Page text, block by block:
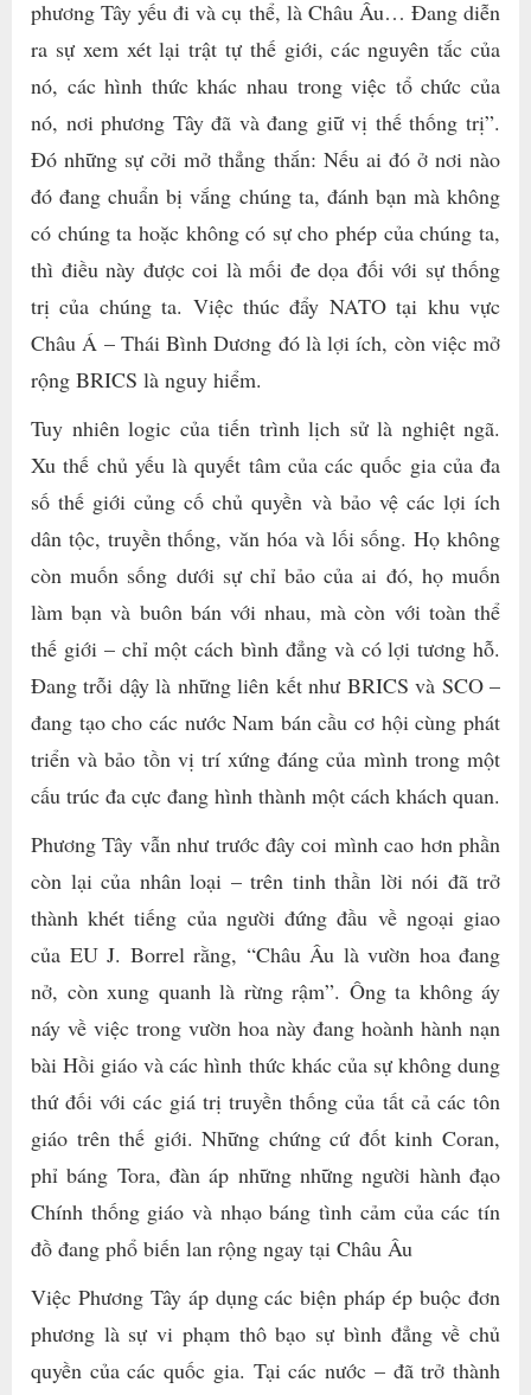
phương Tây yếu đi và cụ thể, là Châu Âu… Đang diễn
ra sự xem xét lại trật tự thế giới, các nguyên tắc của
nó, các hình thức khác nhau trong việc tổ chức của
nó, nơi phương Tây đã và đang giữ vị thế thống trị”.
Đó những sự cởi mở thẳng thắn: Nếu ai đó ở nơi nào
đó đang chuẩn bị vắng chúng ta, đánh bạn mà không
có chúng ta hoặc không có sự cho phép của chúng ta,
thì điều này được coi là mối đe dọa đối với sự thống
trị của chúng ta. Việc thúc đẩy NATO tại khu vực
Châu Á – Thái Bình Dương đó là lợi ích, còn việc mở
rộng BRICS là nguy hiểm.
Tuy nhiên logic của tiến trình lịch sử là nghiệt ngã.
Xu thế chủ yếu là quyết tâm của các quốc gia của đa
số thế giới củng cố chủ quyền và bảo vệ các lợi ích
dân tộc, truyền thống, văn hóa và lối sống. Họ không
còn muốn sống dưới sự chỉ bảo của ai đó, họ muốn
làm bạn và buôn bán với nhau, mà còn với toàn thể
thế giới – chỉ một cách bình đẳng và có lợi tương hỗ.
Đang trỗi dậy là những liên kết như BRICS và SCO –
đang tạo cho các nước Nam bán cầu cơ hội cùng phát
triển và bảo tồn vị trí xứng đáng của mình trong một
cấu trúc đa cực đang hình thành một cách khách quan.
Phương Tây vẫn như trước đây coi mình cao hơn phần
còn lại của nhân loại – trên tinh thần lời nói đã trở
thành khét tiếng của người đứng đầu về ngoại giao
của EU J. Borrel rằng, “Châu Âu là vườn hoa đang
nở, còn xung quanh là rừng rậm”. Ông ta không áy
náy về việc trong vườn hoa này đang hoành hành nạn
bài Hồi giáo và các hình thức khác của sự không dung
thứ đối với các giá trị truyền thống của tất cả các tôn
giáo trên thế giới. Những chứng cứ đốt kinh Coran,
phỉ báng Tora, đàn áp những những người hành đạo
Chính thống giáo và nhạo báng tình cảm của các tín
đồ đang phổ biến lan rộng ngay tại Châu Âu
Việc Phương Tây áp dụng các biện pháp ép buộc đơn
phương là sự vi phạm thô bạo sự bình đẳng về chủ
quyền của các quốc gia. Tại các nước – đã trở thành